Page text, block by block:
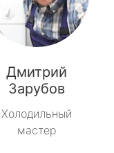
Дмитрий
Зарубов
Холодильный
мастер